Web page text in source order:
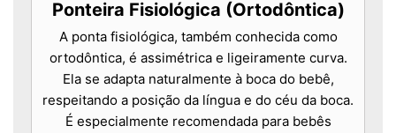
Ponteira Fisiológica (Ortodôntica)
A ponta fisiológica, também conhecida como
ortodôntica, é assimétrica e ligeiramente curva.
Ela se adapta naturalmente à boca do bebê,
respeitando a posição da língua e do céu da boca.
É especialmente recomendada para bebês